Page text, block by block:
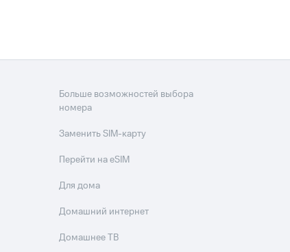
Больше возможностей выбора
номера
Заменить SIM-карту
Перейти на eSIM
Для дома
Домашний интернет
Домашнее ТВ